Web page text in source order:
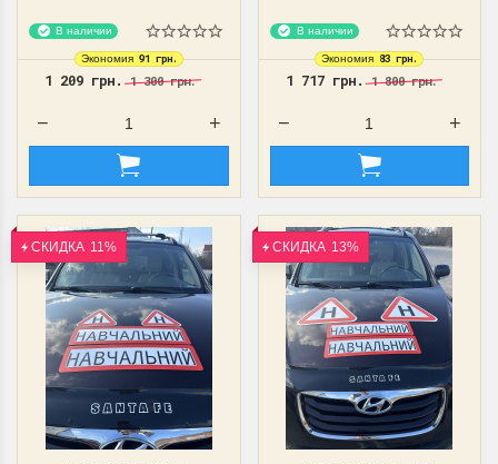
В наличии
Экономия 91 грн.
1 209 грн.1 300 грн.
В наличии
Экономия 83 грн.
1 717 грн.1 800 грн.
СКИДКА 11% СКИДКА 13%